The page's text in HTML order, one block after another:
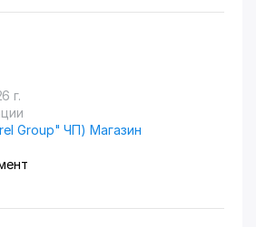
г.
Group" ЧП) Магазин